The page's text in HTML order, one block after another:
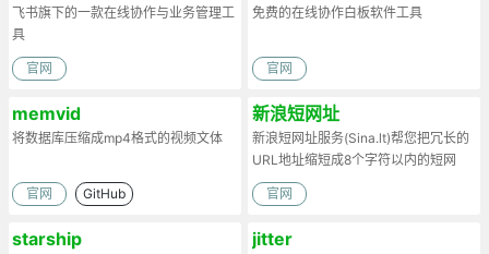
飞书旗下的一款在线协作与业务管理工
具
官网
免费的在线协作白板软件工具
官网
memvid
将数据库压缩成mp4格式的视频文体
官网 GitHub
新浪短网址
新浪短网址服务(Sina.lt)帮您把冗长的
URL地址缩短成8个字符以内的短网
址。
官网
starship jitter